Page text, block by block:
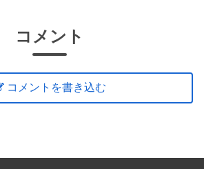
コメント
コメントを書き込む